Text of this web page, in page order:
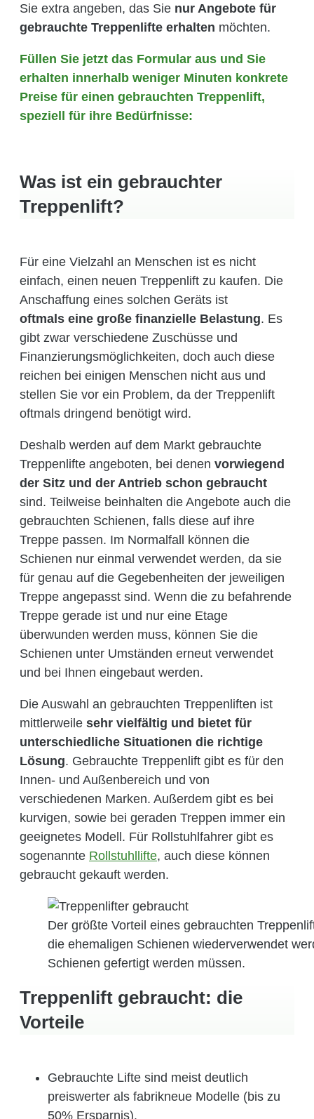
Sie extra angeben, das Sie nur Angebote für
gebrauchte Treppenlifte erhalten möchten.
Füllen Sie jetzt das Formular aus und Sie
erhalten innerhalb weniger Minuten konkrete
Preise für einen gebrauchten Treppenlift,
speziell für ihre Bedürfnisse:
Was ist ein gebrauchter
Treppenlift?
Für eine Vielzahl an Menschen ist es nicht
einfach, einen neuen Treppenlift zu kaufen. Die
Anschaffung eines solchen Geräts ist
oftmals eine große finanzielle Belastung. Es
gibt zwar verschiedene Zuschüsse und
Finanzierungsmöglichkeiten, doch auch diese
reichen bei einigen Menschen nicht aus und
stellen Sie vor ein Problem, da der Treppenlift
oftmals dringend benötigt wird.
Deshalb werden auf dem Markt gebrauchte
Treppenlifte angeboten, bei denen vorwiegend
der Sitz und der Antrieb schon gebraucht
sind. Teilweise beinhalten die Angebote auch die
gebrauchten Schienen, falls diese auf ihre
Treppe passen. Im Normalfall können die
Schienen nur einmal verwendet werden, da sie
für genau auf die Gegebenheiten der jeweiligen
Treppe angepasst sind. Wenn die zu befahrende
Treppe gerade ist und nur eine Etage
überwunden werden muss, können Sie die
Schienen unter Umständen erneut verwendet
und bei Ihnen eingebaut werden.
Die Auswahl an gebrauchten Treppenliften ist
mittlerweile sehr vielfältig und bietet für
unterschiedliche Situationen die richtige
Lösung. Gebrauchte Treppenlift gibt es für den
Innen- und Außenbereich und von
verschiedenen Marken. Außerdem gibt es bei
kurvigen, sowie bei geraden Treppen immer ein
geeignetes Modell. Für Rollstuhlfahrer gibt es
sogenannte Rollstuhllifte, auch diese können
gebraucht gekauft werden.
Der größte Vorteil eines gebrauchten
die ehemaligen Schienen wiederverwendet
Schienen gefertigt werden müssen.
Treppenlift gebraucht: die
Vorteile
Gebrauchte Lifte sind meist deutlich
preiswerter als fabrikneue Modelle (bis zu
50% Ersparnis).